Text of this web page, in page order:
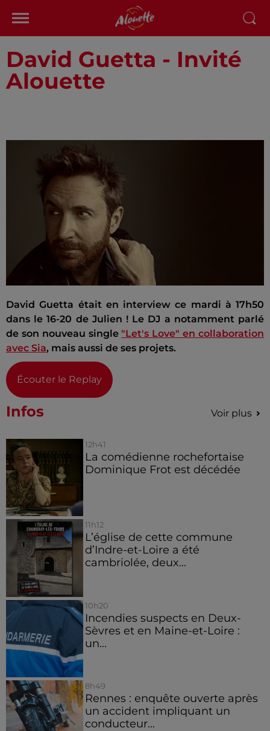
David Guetta - Invité
Alouette
David Guetta était en interview ce mardi à 17h50
dans le 16-20 de Julien ! Le DJ a notamment parlé
de son nouveau single "Let's Love" en collaboration
avec Sia, mais aussi de ses projets.
Écouter le Replay
Infos Voir plus
12h41
La comédienne rochefortaise
Dominique Frot est décédée
11h12
L’église de cette commune
d’Indre-et-Loire a été
cambriolée, deux...
10h20
Incendies suspects en Deux-
Sèvres et en Maine-et-Loire :
un...
8h49
Rennes : enquête ouverte après
un accident impliquant un
conducteur...